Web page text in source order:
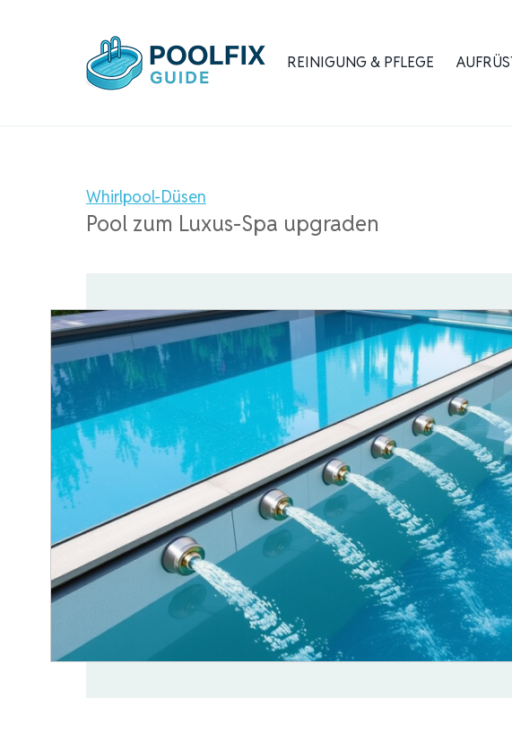
REINIGUNG & PFLEGE
Whirlpool-Düsen
Pool zum Luxus-Spa upgraden